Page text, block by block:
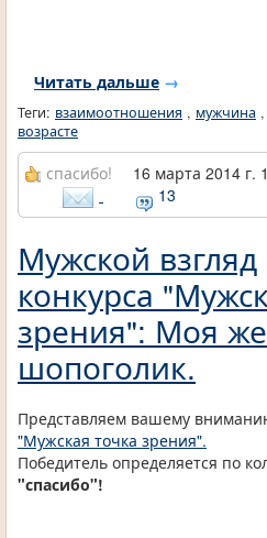
Читать дальше →
Теги: взаимоотношения , мужчина ,
возрасте
спасибо! 16 марта 2014 г.
13
Мужской взгляд
конкурса
зрения": Моя
шопоголик.
Представляем вашему
"Мужская точка зрения".
Победитель определяется по
"спасибо"!